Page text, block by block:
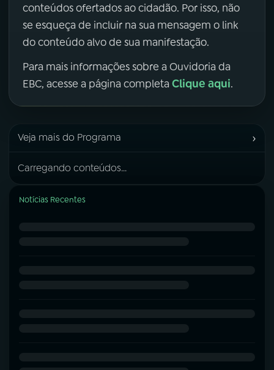
conteúdos ofertados ao cidadão. Por isso, não
se esqueça de incluir na sua mensagem o link
do conteúdo alvo de sua manifestação.
Para mais informações sobre a Ouvidoria da
EBC, acesse a página completa Clique aqui.
Veja mais do Programa ›
Carregando conteúdos...
Notícias Recentes